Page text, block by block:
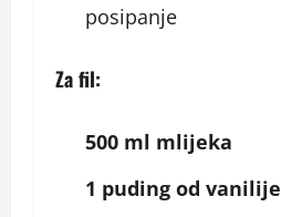
posipanje
Za fil:
500 ml mlijeka
1 puding od vanilije